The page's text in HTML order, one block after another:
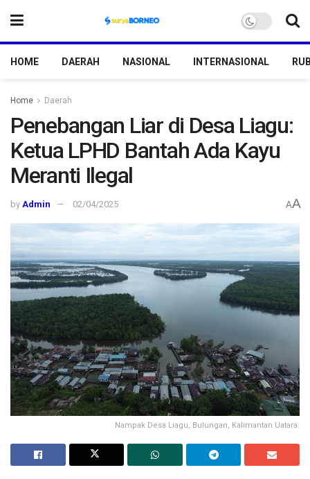
HOME DAERAH NASIONAL INTERNASIONAL
Home Daerah
Penebangan Liar di Desa Liagu:
Ketua LPHD Bantah Ada Kayu
Meranti Ilegal
by Admin 02/04/2025 AA
Nampak Desa Liagu, Bulungan, Kalimantan Uatara.